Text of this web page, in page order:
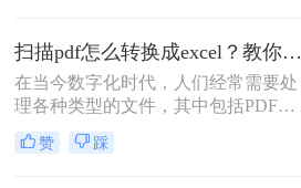
呢？本文将介绍四种实用的方法，帮
助您轻松将PDF文件转换为Excel格
式。
扫描pdf怎么转换成excel？教你三个方法轻松解决！
在当今数字化时代，人们经常需要处
理各种类型的文件，其中包括PDF和
Excel文件。PDF文件通常用于共享和
存档文档，而Excel文件则用于数据分
赞 踩